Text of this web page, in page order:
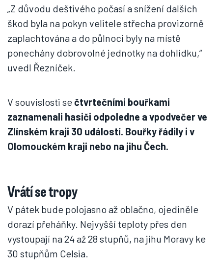
„Z důvodu deštivého počasí a snížení dalších
škod byla na pokyn velitele střecha provizorně
zaplachtována a do půlnoci byly na místě
ponechány dobrovolné jednotky na dohlídku,“
uvedl Řezníček.
V souvislosti sečtvrtečními bouřkami
zaznamenali hasiči odpoledne a vpodvečer ve
Zlínském kraji 30 událostí. Bouřky řádily i v
Olomouckém kraji nebo na jihu Čech.
Vrátí se tropy
V pátek bude polojasno až oblačno, ojediněle
dorazí přeháňky. Nejvyšší teploty přes den
vystoupají na 24 až 28 stupňů, na jihu Moravy ke
30 stupňům Celsia.